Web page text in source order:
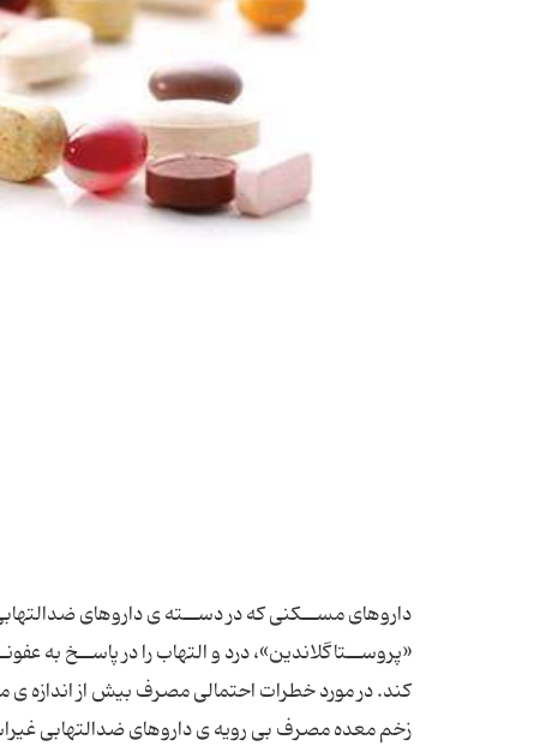
داروهاى مســکنى که در دســته ى داروهاى
«پروســتاگلاندین»، درد و التهاب را در پاســخ به
کند. در مورد خطرات احتمالى مصرف بیش از اندازه
زخم معده مصرف بى رویه ى داروهاى ضدالتهابى